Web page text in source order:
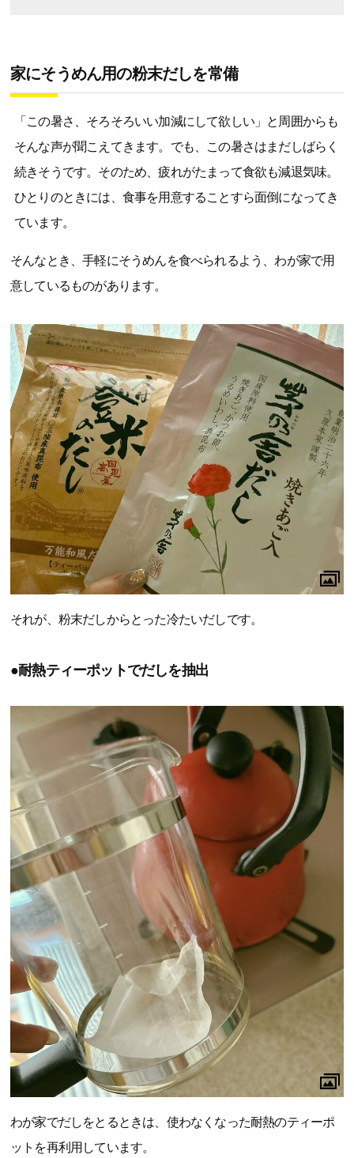
家にそうめん用の粉末だしを常備
「この暑さ、そろそろいい加減にして欲しい」と周囲からも
そんな声が聞こえてきます。でも、この暑さはまだしばらく
続きそうです。そのため、疲れがたまって食欲も減退気味。
ひとりのときには、食事を用意することすら面倒になってき
ています。
そんなとき、手軽にそうめんを食べられるよう、わが家で用
意しているものがあります。
それが、粉末だしからとった冷たいだしです。
●耐熱ティーポットでだしを抽出
わが家でだしをとるときは、使わなくなった耐熱のティーポ
ットを再利用しています。